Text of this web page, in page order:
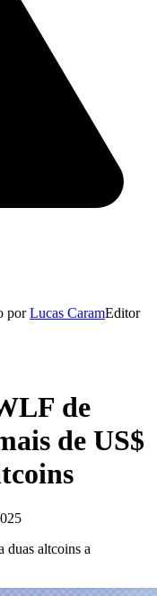
porLucas CaramEditor
de
de US$
duas altcoins a